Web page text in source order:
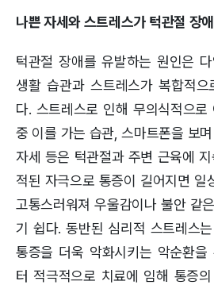
나쁜 자세와 스트레스가 턱관절 장
턱관절 장애를 유발하는 원인은
생활 습관과 스트레스가 복합적
다. 스트레스로 인해 무의식적으
중 이를 가는 습관, 스마트폰을 보
자세 등은 턱관절과 주변 근육에
적된 자극으로 통증이 길어지면 일
고통스러워져 우울감이나 불안 같
기 쉽다. 동반된 심리적 스트레스
통증을 더욱 악화시키는 악순환을
터 적극적으로 치료에 임해 통증